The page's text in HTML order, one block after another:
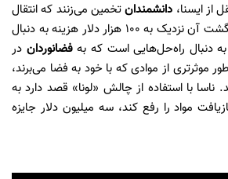
از ایسنا، دانشمندانتخمین می‌زنند که انتقال
یک پوند ماده به ماه و برگشت آن نزدیک به ۱۰۰ هزار دلار هزینه به دنبال
به دنبال راه‌حل‌هایی است که بهفضانوردان در
موثرتری از موادی که با خود به فضا می‌برند،
ناسا با استفاده از چالش «لونا» قصد دارد به
مواد را رفع کند، سه میلیون دلار جایزه